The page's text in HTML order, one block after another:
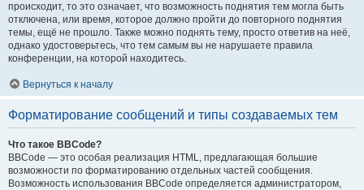
происходит, то это означает, что возможность поднятия тем могла быть
отключена, или время, которое должно пройти до повторного поднятия
темы, ещё не прошло. Также можно поднять тему, просто ответив на неё,
однако удостоверьтесь, что тем самым вы не нарушаете правила
конференции, на которой находитесь.
Вернуться к началу
Форматирование сообщений и типы создаваемых тем
Что такое BBCode?
BBCode — это особая реализация HTML, предлагающая большие
возможности по форматированию отдельных частей сообщения.
Возможность использования BBCode определяется администратором,